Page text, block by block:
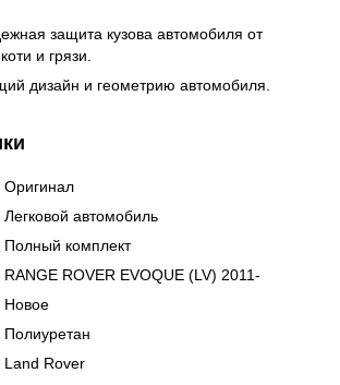
защита кузова автомобиля от
и грязи.
дизайн и геометрию автомобиля.
Оригинал
Легковой автомобиль
Полный комплект
RANGE ROVER EVOQUE (LV) 2011-
Новое
Полиуретан
Land Rover